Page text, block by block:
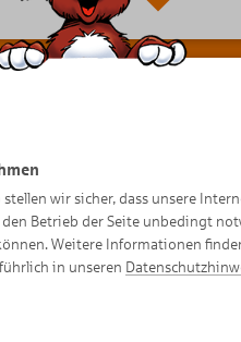
KNAXige
stellen wir sicher, dass unsere
Betrieb der Seite unbedingt
Weitere Informationen
in unseren